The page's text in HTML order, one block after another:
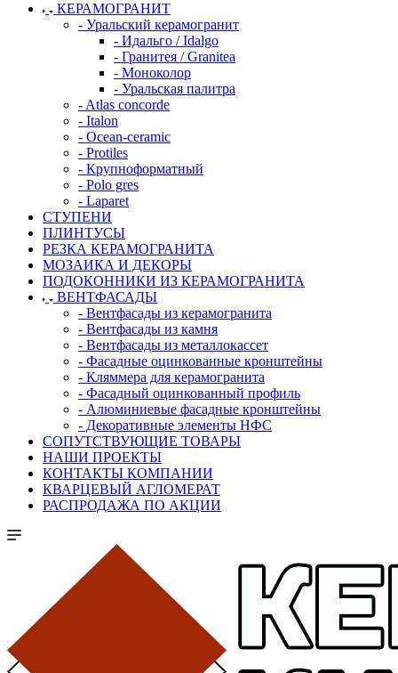
КЕРАМОГРАНИТ
- Уральский керамогранит
- Идальго / Idalgo
- Гранитея / Granitea
- Моноколор
- Уральская палитра
- Atlas concorde
- Italon
- Ocean-ceramic
- Protiles
- Крупноформатный
- Polo gres
- Laparet
СТУПЕНИ
ПЛИНТУСЫ
РЕЗКА КЕРАМОГРАНИТА
МОЗАИКА И ДЕКОРЫ
ПОДОКОННИКИ ИЗ КЕРАМОГРАНИТА
ВЕНТФАСАДЫ
- Вентфасады из керамогранита
- Вентфасады из камня
- Вентфасады из металлокассет
- Фасадные оцинкованные кронштейны
- Кляммера для керамогранита
- Фасадный оцинкованный профиль
- Алюминиевые фасадные кронштейны
- Декоративные элементы НФС
СОПУТСТВУЮЩИЕ ТОВАРЫ
НАШИ ПРОЕКТЫ
КОНТАКТЫ КОМПАНИИ
КВАРЦЕВЫЙ АГЛОМЕРАТ
РАСПРОДАЖА ПО АКЦИИ